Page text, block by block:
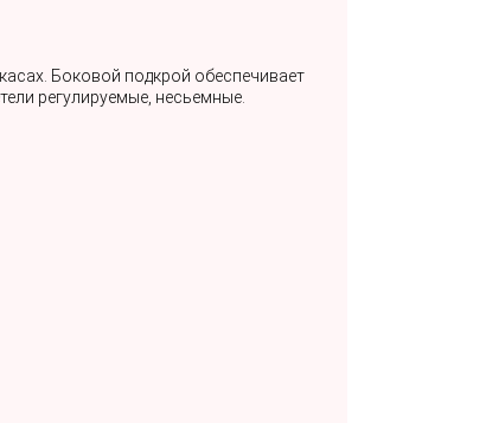
Боковой подкрой обеспечивает
регулируемые, несьемные.